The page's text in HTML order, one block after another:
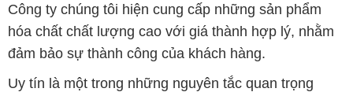
Công ty chúng tôi hiện cung cấp những sản phẩm
hóa chất chất lượng cao với giá thành hợp lý, nhằm
đảm bảo sự thành công của khách hàng.
Uy tín là một trong những nguyên tắc quan trọng